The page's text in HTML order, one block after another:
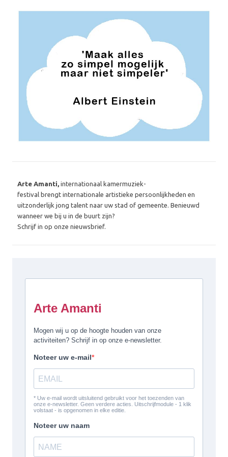
Arte Amanti, internationaal kamermuziek-
festival brengt internationale artistieke persoonlijkheden en
uitzonderlijk jong talent naar uw stad of gemeente. Benieuwd
wanneer we bij u in de buurt zijn?
Schrijf in op onze nieuwsbrief.